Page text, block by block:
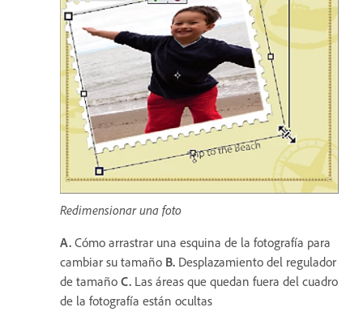
Redimensionar una foto
A. Cómo arrastrar una esquina de la fotografía para
cambiar su tamaño B. Desplazamiento del regulador
de tamaño C. Las áreas que quedan fuera del cuadro
de la fotografía están ocultas